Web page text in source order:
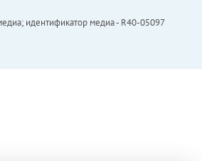
идентификатор медиа - R40-05097